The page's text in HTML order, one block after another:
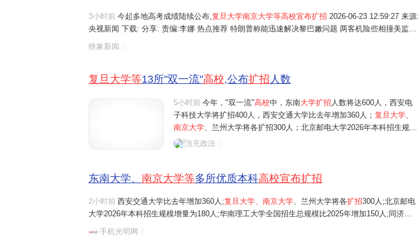
3小时前 今起多地高考成绩陆续公布,复旦大学南京大学等高校宣布扩招 2026-06-23 12:59:27 来源:
央视新闻 下载: 分享: 责编:李娜 热点推荐 特朗普称能迅速解决黎巴嫩问题 两客机险些相撞美监管
部门启动调查 金价冲击5200美元难度大增,美银,德银,大摩等五大投行集体转向? 南方强降雨"梅完
映象新闻
复旦大学等13所"双一流"高校,公布扩招 人数
5小时前 今年，"双一流"高校中，东南大学扩招 人数将达600人，西安电
子科技大学将扩招400人，西安交通大学比去年增加360人； 复旦大学
南京大学 、兰州大学将各扩招300人；北京邮电大学2026年本科招生规模
增量为180人；华南理工大学全国招生总规模比2025年增加150人；同济
南充政法
东南大学、 南京大学等多所优质本科高校宣布扩招
2小时前 西安交通大学比去年增加360人;复旦大学、南京大学、兰州大学将各扩招300人;北京邮电
大学2026年本科招生规模增量为180人;华南理工大学全国招生总规模比2025年增加150人;同济大
学、南开大学、山东大学、中央财经大学、中国矿业大学(北京)等高校,2026年均新增100个招生名
手机光明网